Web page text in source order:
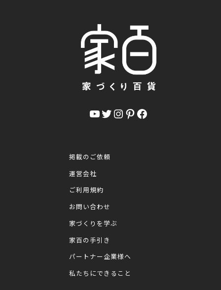
YouTube Twitter InstagramPinterest Facebook
掲載のご依頼
運営会社
ご利用規約
お問い合わせ
家づくりを学ぶ
家百の手引き
パートナー企業様へ
私たちにできること